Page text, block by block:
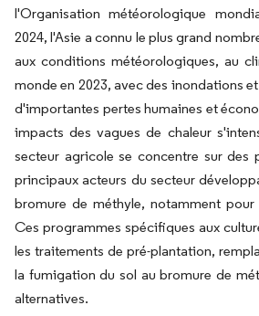
l'Organisation météorologique
2024, l'Asie a connu le plus grand
aux conditions météorologiques, au
monde en 2023, avec des inondations
d'importantes pertes humaines et
impacts des vagues de chaleur
secteur agricole se concentre sur des
principaux acteurs du secteur
bromure de méthyle, notamment pour
Ces programmes spécifiques aux
les traitements de pré-plantation,
la fumigation du sol au bromure de
alternatives.